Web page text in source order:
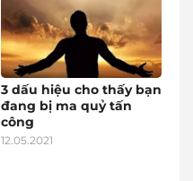
3 dấu hiệu cho thấy bạn
đang bị ma quỷ tấn
công
12.05.2021